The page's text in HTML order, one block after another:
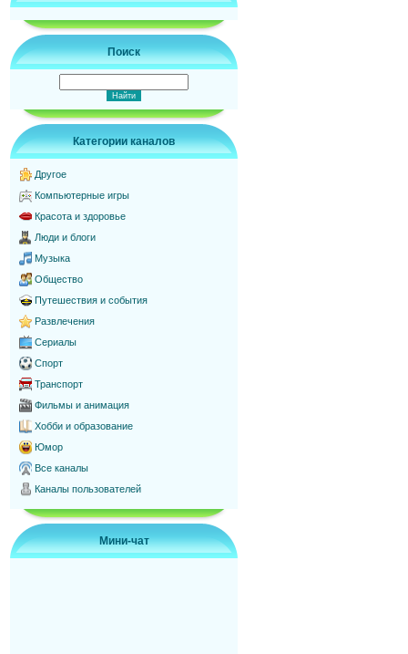
Поиск
Категории каналов
Другое
Компьютерные игры
Красота и здоровье
Люди и блоги
Музыка
Общество
Путешествия и события
Развлечения
Сериалы
Спорт
Транспорт
Фильмы и анимация
Хобби и образование
Юмор
Все каналы
Каналы пользователей
Мини-чат